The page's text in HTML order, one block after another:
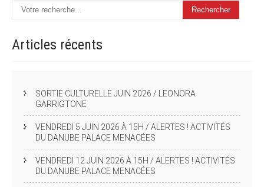
Articles récents
SORTIE CULTURELLE JUIN 2026 / LEONORA
GARRIGTONE
VENDREDI 5 JUIN 2026 À 15H / ALERTES ! ACTIVITÉS
DU DANUBE PALACE MENACÉES
VENDREDI 12 JUIN 2026 À 15H / ALERTES ! ACTIVITÉS
DU DANUBE PALACE MENACÉES